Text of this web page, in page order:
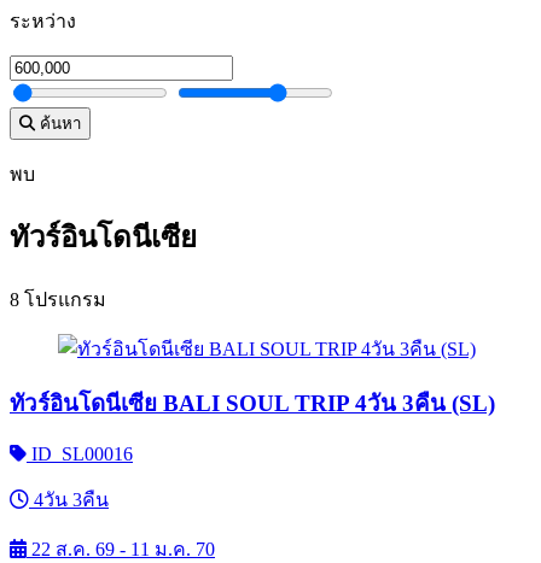
ระหว่าง
ค้นหา
พบ
ทัวร์อินโดนีเซีย
8 โปรแกรม
ทัวร์อินโดนีเซีย BALI SOUL TRIP 4วัน 3คืน (SL)
ID_SL00016
4วัน 3คืน
22 ส.ค. 69 - 11 ม.ค. 70